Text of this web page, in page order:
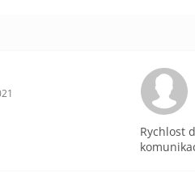
obchodu je 5 z 5 hvězdiček.
Rychlost